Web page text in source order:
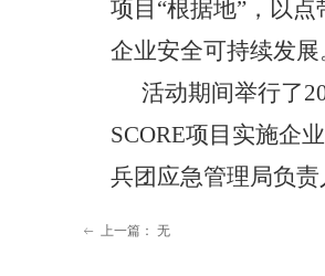
项目“根据地”，以
企业安全可持续发展
活动期间举行了
SCORE项目实施企
兵团应急管理局负
ꂃ 上一篇： 无